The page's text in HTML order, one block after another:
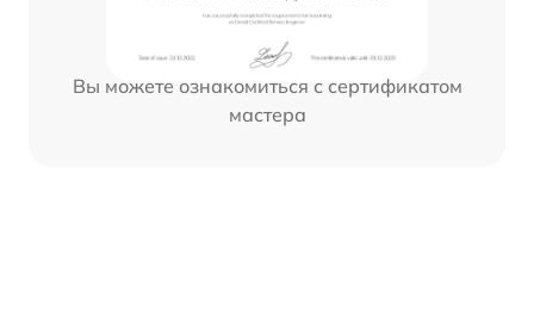
Вы можете ознакомиться с сертификатом
мастера